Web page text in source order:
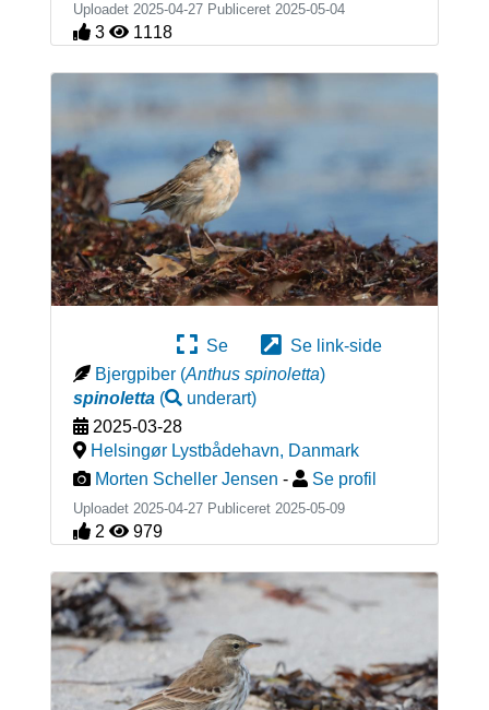
Uploadet 2025-04-27 Publiceret 2025-05-04
3 1118
Se
Se link-side
Bjergpiber (Anthus spinoletta)
spinoletta( underart)
2025-03-28
Helsingør Lystbådehavn, Danmark
Morten Scheller Jensen - Se profil
Uploadet 2025-04-27 Publiceret 2025-05-09
2 979